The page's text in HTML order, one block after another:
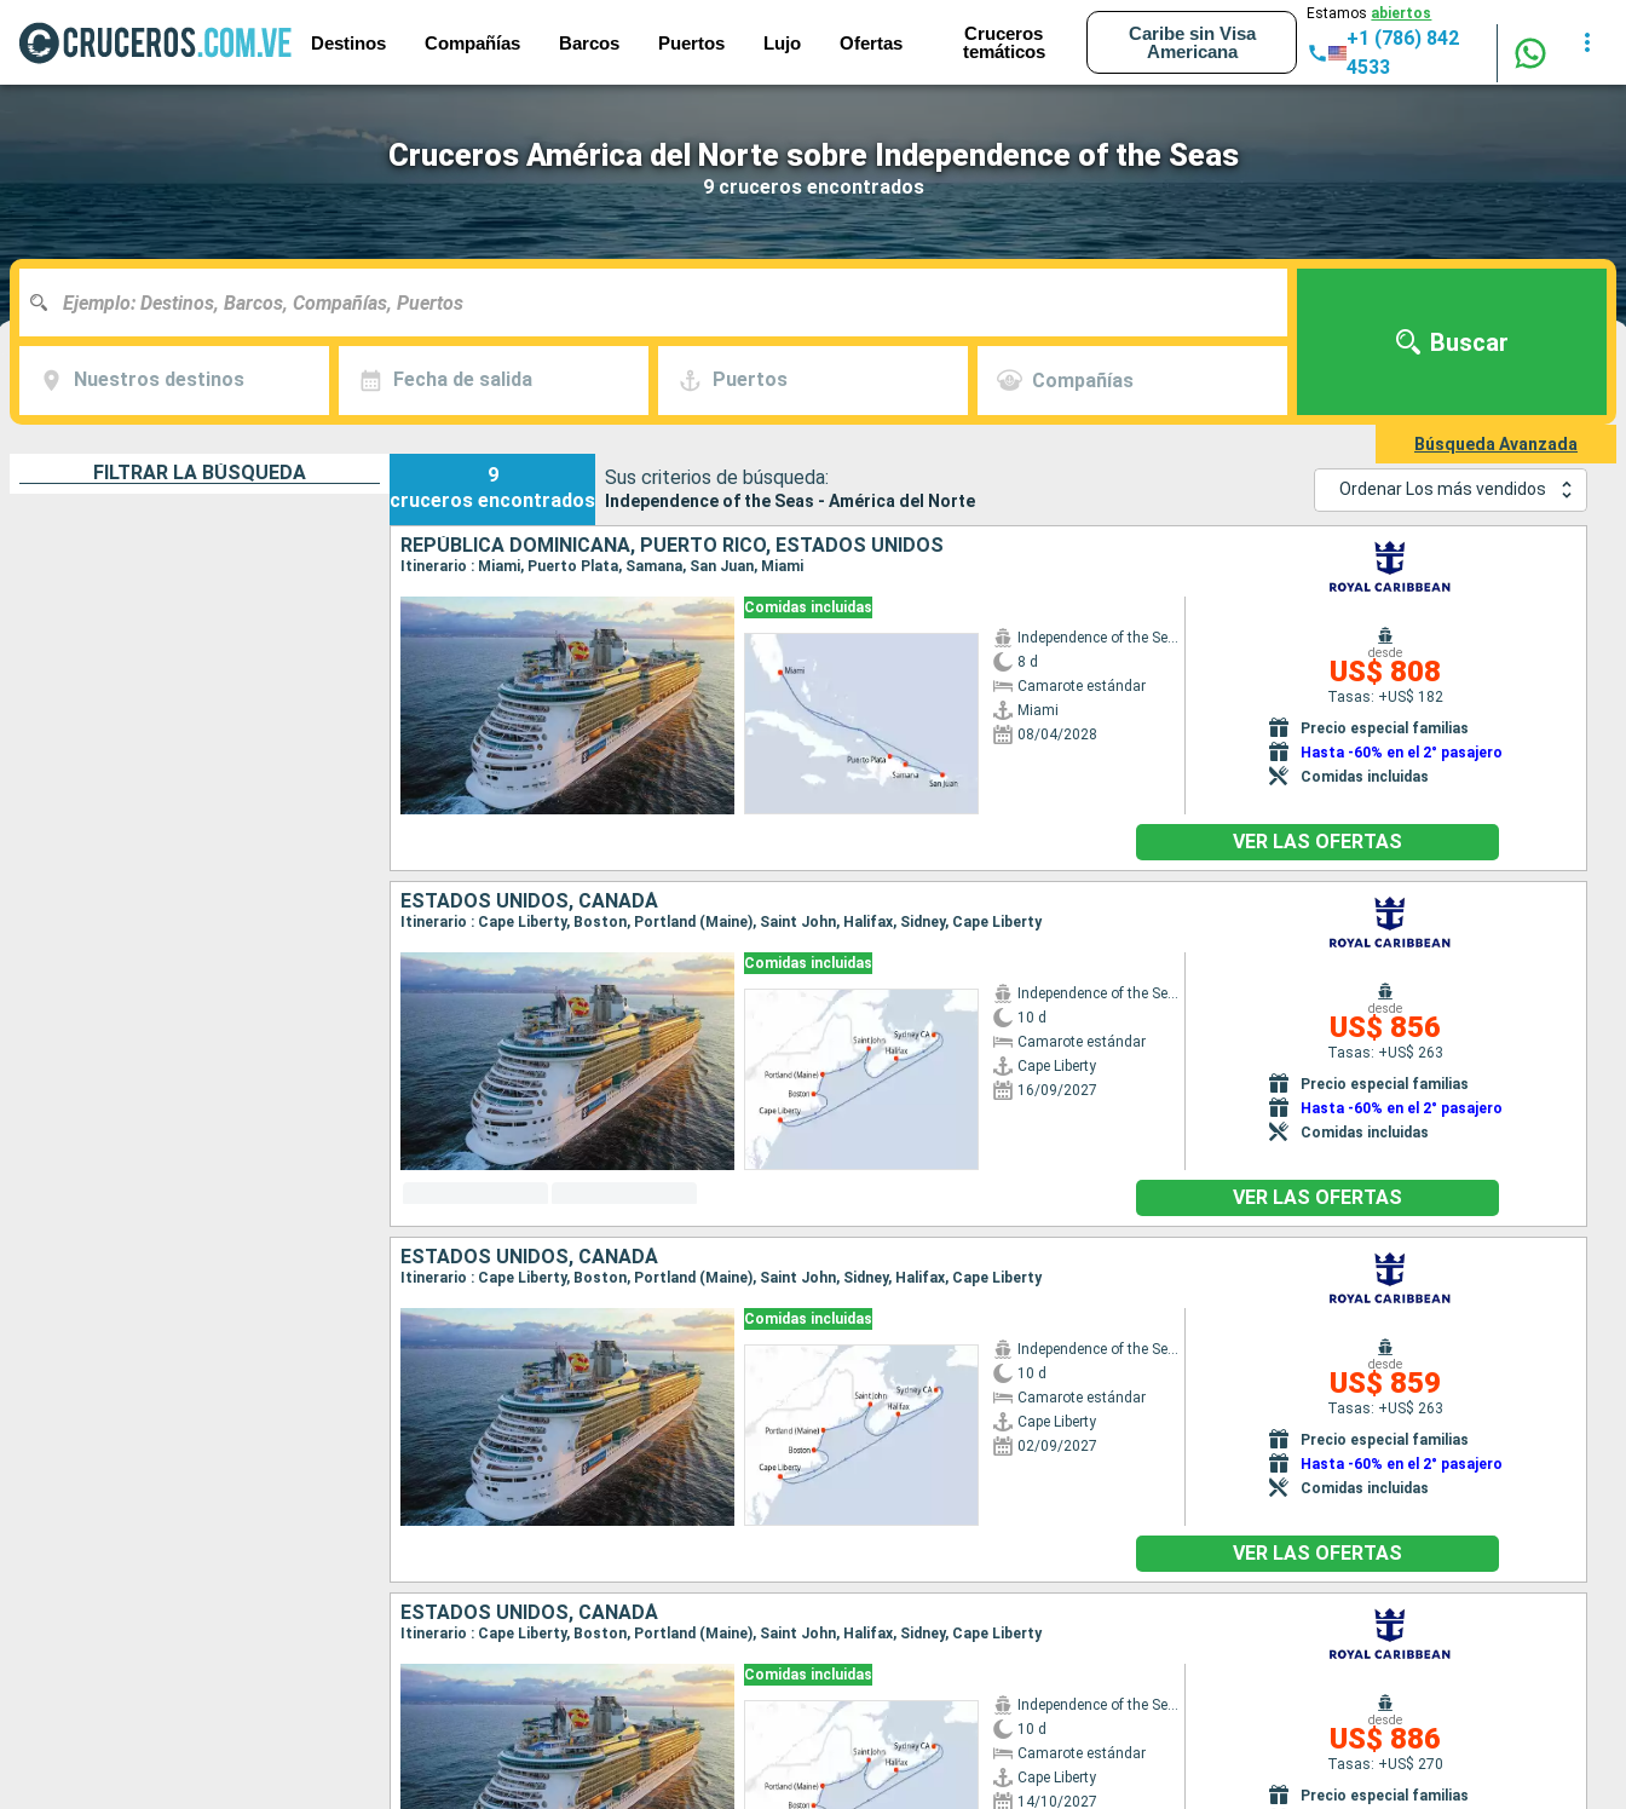
Destinos Compañías Barcos Puertos Lujo Ofertas
Cruceros
temáticos
Caribe sin Visa
Americana
Estamos abiertos
+1 (786) 842
4533
Cruceros América del Norte sobre Independence of the Seas
9 cruceros encontrados
Nuestros destinos Fecha de salida Puertos Compañías
Buscar
Búsqueda Avanzada
FILTRAR LA BÚSQUEDA
9
cruceros encontrados
Sus criterios de búsqueda:
Independence of the Seas - América del Norte
Ordenar Los más vendidos
REPÚBLICA DOMINICANA, PUERTO RICO, ESTADOS UNIDOS
Itinerario : Miami, Puerto Plata, Samana, San Juan, Miami
Comidas incluidas
Independence of the Seas
8 d
Camarote estándar
Miami
08/04/2028
desde
US$ 808
Tasas: +US$ 182
Precio especial familias
Hasta -60% en el 2° pasajero
Comidas incluidas
VER LAS OFERTAS
ESTADOS UNIDOS, CANADÁ
Itinerario : Cape Liberty, Boston, Portland (Maine), Saint John, Halifax, Sidney, Cape Liberty
Comidas incluidas
Independence of the Seas
10 d
Camarote estándar
Cape Liberty
16/09/2027
desde
US$ 856
Tasas: +US$ 263
Precio especial familias
Hasta -60% en el 2° pasajero
Comidas incluidas
VER LAS OFERTAS
ESTADOS UNIDOS, CANADÁ
Itinerario : Cape Liberty, Boston, Portland (Maine), Saint John, Sidney, Halifax, Cape Liberty
Comidas incluidas
Independence of the Seas
10 d
Camarote estándar
Cape Liberty
02/09/2027
desde
US$ 859
Tasas: +US$ 263
Precio especial familias
Hasta -60% en el 2° pasajero
Comidas incluidas
VER LAS OFERTAS
ESTADOS UNIDOS, CANADÁ
Itinerario : Cape Liberty, Boston, Portland (Maine), Saint John, Halifax, Sidney, Cape Liberty
Comidas incluidas
Independence of the Seas
10 d
Camarote estándar
Cape Liberty
14/10/2027
desde
US$ 886
Tasas: +US$ 270
Precio especial familias